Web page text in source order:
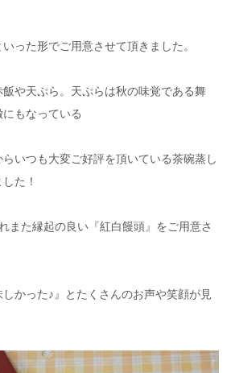
った形でご用意させて頂きました。
飯や天ぷら。天ぷらは秋の味覚である舞
もなっている
いつも大変ご好評を頂いている茶碗蒸し
た！
また縁起の良い『紅白饅頭』をご用意さ
かった♪』とたくさんのお声や笑顔が見